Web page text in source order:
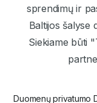
sprendimų ir
Baltijos šalyse
Siekiame būti
Duomenų privatumo